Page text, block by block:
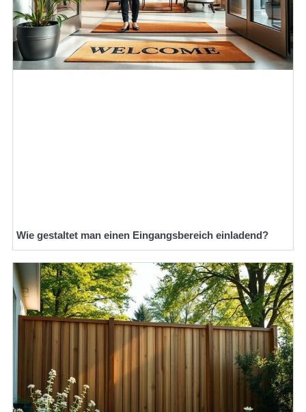
Wie gestaltet man einen Eingangsbereich einladend?